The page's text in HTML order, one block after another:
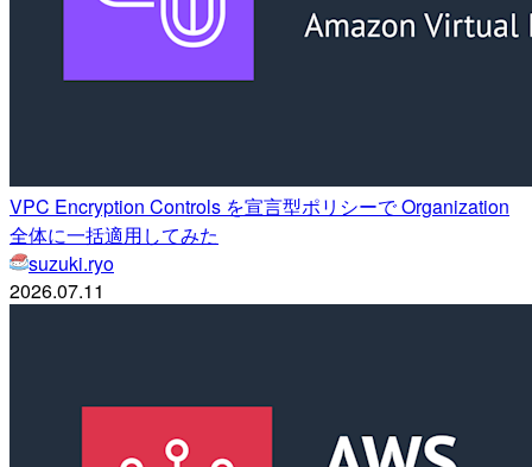
VPC Encryption Controls を宣言型ポリシーで Organization
全体に一括適用してみた
suzuki.ryo
2026.07.11